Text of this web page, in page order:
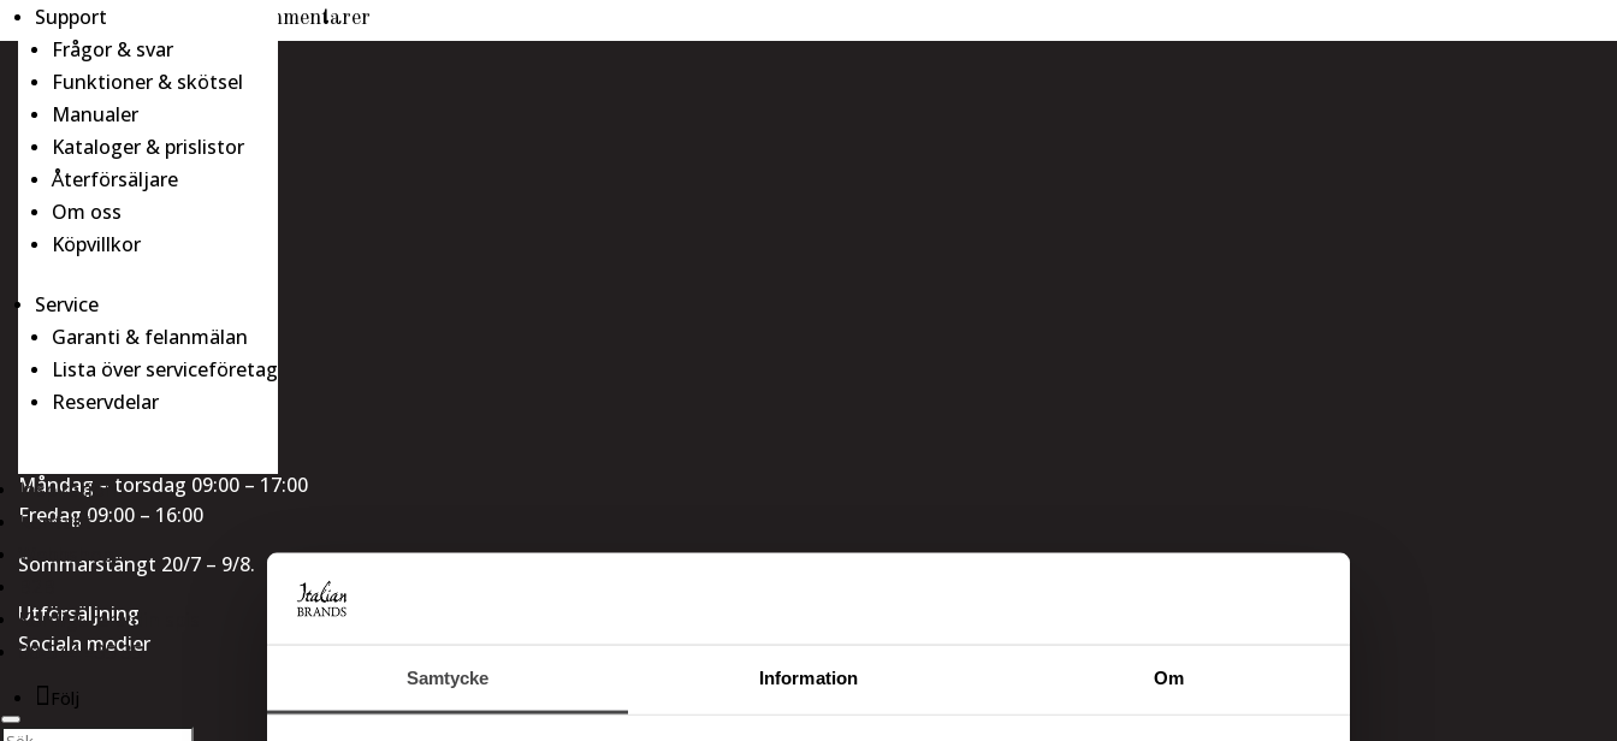
Samtycke Information Om
Support
Frågor & svar
Funktioner & skötsel
Manualer
Kataloger & prislistor
Återförsäljare
Om oss
Köpvillkor
Service
Garanti & felanmälan
Lista över serviceföretag
Reservdelar
Inspiration
Kontakt
Webbshop
Konfigurera din spis
08-544 435 35
Senaste kommentarer
Italian Brands
Adress
Ranhammarsvägen 20
168 67 Bromma
Kontakt
Telefon:08-544 435 35
Support: 08-544 435 34
info@italianbrands.se
Måndag – torsdag 09:00 – 17:00
Fredag 09:00 – 16:00
Sommarstängt 20/7 – 9/8.
Utförsäljning
Sociala medier
Följ